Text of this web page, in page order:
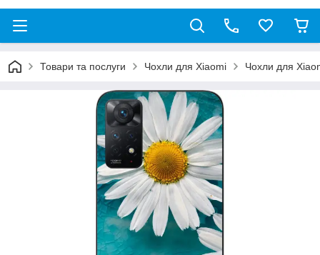
Товари та послуги Чохли для Xiaomi Чохли для